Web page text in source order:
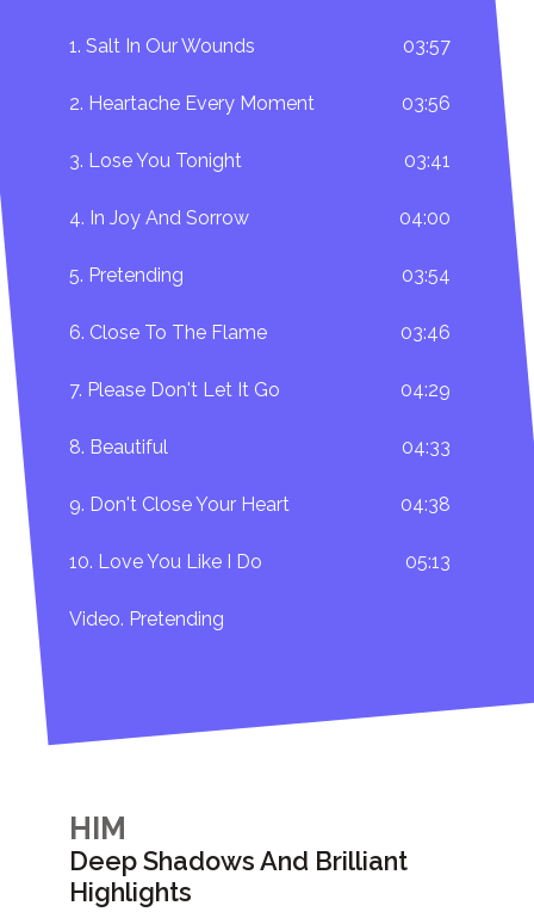
1. Salt In Our Wounds 03:57
2. Heartache Every Moment 03:56
3. Lose You Tonight 03:41
4. In Joy And Sorrow 04:00
5. Pretending 03:54
6. Close To The Flame 03:46
7. Please Don't Let It Go 04:29
8. Beautiful 04:33
9. Don't Close Your Heart 04:38
10. Love You Like I Do 05:13
Video. Pretending
HIM
Deep Shadows And Brilliant
Highlights